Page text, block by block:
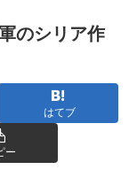
のシリア作
はてブ
ー